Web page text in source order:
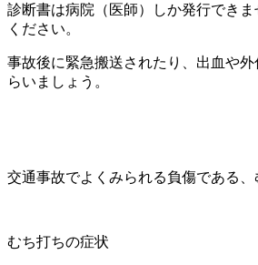
診断書は病院（医師）しか発行でき
ください。
事故後に緊急搬送されたり、出血や
らいましょう。
交通事故でよくみられる負傷である
むち打ちの症状